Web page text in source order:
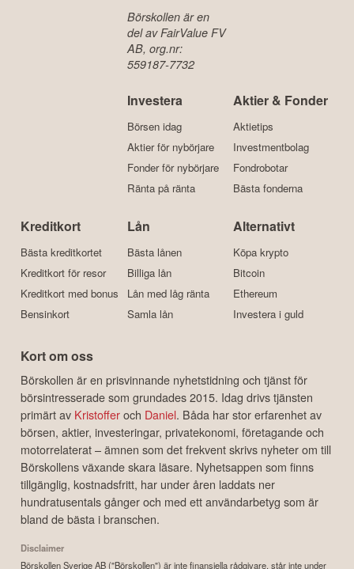
Börskollen är en
del av FairValue FV
AB, org.nr:
559187-7732
Investera
Börsen idag
Aktier för nybörjare
Fonder för nybörjare
Ränta på ränta
Aktier & Fonder
Aktietips
Investmentbolag
Fondrobotar
Bästa fonderna
Kreditkort
Bästa kreditkortet
Kreditkort för resor
Kreditkort med bonus
Bensinkort
Lån
Bästa lånen
Billiga lån
Lån med låg ränta
Samla lån
Alternativt
Köpa krypto
Bitcoin
Ethereum
Investera i guld
Kort om oss
Börskollen är en prisvinnande nyhetstidning och tjänst för
börsintresserade som grundades 2015. Idag drivs tjänsten
primärt av Kristofferoch Daniel. Båda har stor erfarenhet av
börsen, aktier, investeringar, privatekonomi, företagande och
motorrelaterat – ämnen som det frekvent skrivs nyheter om till
Börskollens växande skara läsare. Nyhetsappen som finns
tillgänglig, kostnadsfritt, har under åren laddats ner
hundratusentals gånger och med ett användarbetyg som är
bland de bästa i branschen.
Disclaimer
Börskollen Sverige AB ("Börskollen") är inte finansiella rådgivare, står inte under